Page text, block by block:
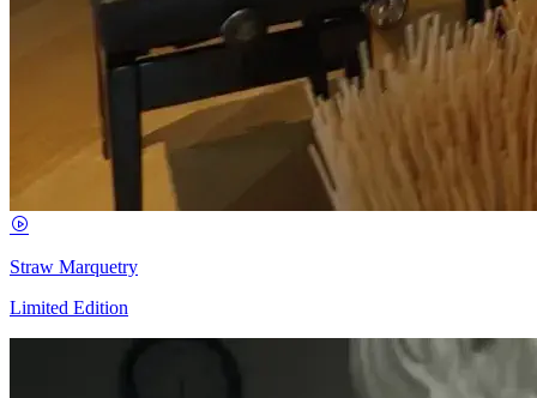
Straw Marquetry
Limited Edition